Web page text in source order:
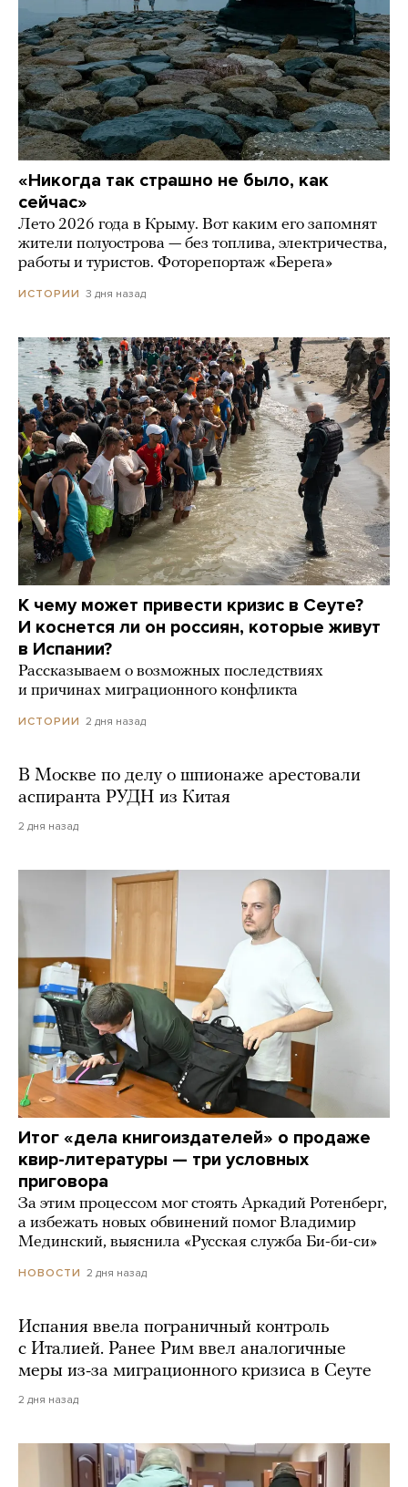
«Никогда так страшно не было, как
сейчас»
Лето 2026 года в Крыму. Вот каким его запомнят
жители полуострова — без топлива, электричества,
работы и туристов. Фоторепортаж «Берега»
ИСТОРИИ 3 дня назад
К чему может привести кризис в Сеуте?
И коснется ли он россиян, которые живут
в Испании?
Рассказываем о возможных последствиях
и причинах миграционного конфликта
ИСТОРИИ 2 дня назад
В Москве по делу о шпионаже арестовали
аспиранта РУДН из Китая
2 дня назад
Итог «дела книгоиздателей» о продаже
квир-литературы — три условных
приговора
За этим процессом мог стоять Аркадий Ротенберг,
а избежать новых обвинений помог Владимир
Мединский, выяснила «Русская служба Би-би-си»
НОВОСТИ 2 дня назад
Испания ввела пограничный контроль
с Италией. Ранее Рим ввел аналогичные
меры из-за миграционного кризиса в Сеуте
2 дня назад